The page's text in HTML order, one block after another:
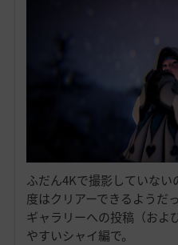
ふだん4Kで撮影していな
度はクリアーできるようだ
ギャラリーへの投稿（およ
やすいシャイ編で。